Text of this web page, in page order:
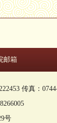
邮箱
传真：
号